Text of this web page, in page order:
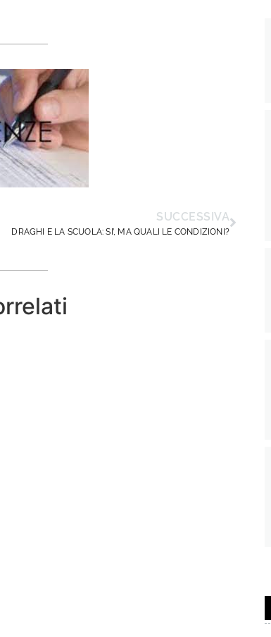
SUCCESSIVA
DRAGHI E LA SCUOLA: SI’, MA QUALI LE CONDIZIONI?